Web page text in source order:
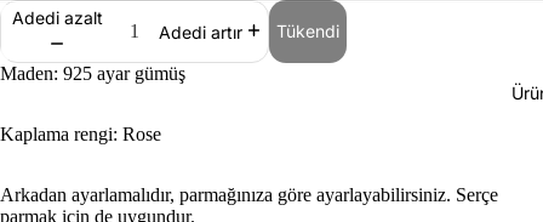
Adedi azalt
Adedi artır Tükendi
Maden: 925 ayar gümüş
Kaplama rengi: Rose
Arkadan ayarlamalıdır, parmağınıza göre ayarlayabilirsiniz. Serçe
parmak için de uygundur.